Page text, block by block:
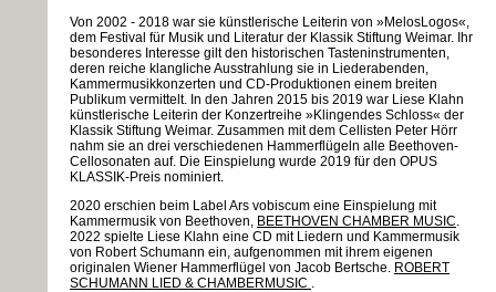
Von 2002 - 2018 war sie künstlerische Leiterin von »MelosLogos«,
dem Festival für Musik und Literatur der Klassik Stiftung Weimar. Ihr
besonderes Interesse gilt den historischen Tasteninstrumenten,
deren reiche klangliche Ausstrahlung sie in Liederabenden,
Kammermusikkonzerten und CD-Produktionen einem breiten
Publikum vermittelt. In den Jahren 2015 bis 2019 war Liese Klahn
künstlerische Leiterin der Konzertreihe »Klingendes Schloss« der
Klassik Stiftung Weimar. Zusammen mit dem Cellisten Peter Hörr
nahm sie an drei verschiedenen Hammerflügeln alle Beethoven-
Cellosonaten auf. Die Einspielung wurde 2019 für den OPUS
KLASSIK-Preis nominiert.
2020 erschien beim Label Ars vobiscum eine Einspielung mit
Kammermusik von Beethoven, BEETHOVEN CHAMBER MUSIC.
2022 spielte Liese Klahn eine CD mit Liedern und Kammermusik
von Robert Schumann ein, aufgenommen mit ihrem eigenen
originalen Wiener Hammerflügel von Jacob Bertsche. ROBERT
SCHUMANN LIED & CHAMBERMUSIC .